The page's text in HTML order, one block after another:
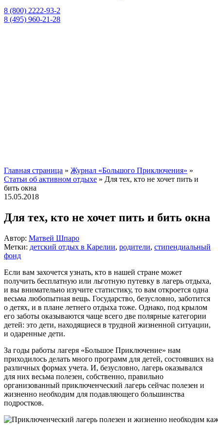
8 (800) 2222-93-2
8 (495) 960-21-28
Главная страница » Журнал «Большого Приключения» »
Статьи об активном отдыхе » Для тех, кто не хочет пить и
бить окна
15.05.2018
Для тех, кто не хочет пить и бить окна
Автор: Матвей Шпаро
Метки: детский отдых в Карелии, родители, стипендиальный
фонд
Если вам захочется узнать, кто в нашей стране может
получить бесплатную или льготную путевку в лагерь отдыха,
и вы внимательно изучите статистику, то вам откроется одна
весьма любопытная вещь. Государство, безусловно, заботится
о детях, и в плане летнего отдыха тоже. Однако, под крылом
его заботы оказываются чаще всего две полярные категории
детей: это дети, находящиеся в трудной жизненной ситуации,
и одаренные дети.
За годы работы лагеря «Большое Приключение» нам
приходилось делать много программ для детей, состоявших на
различных формах учета. И, безусловно, лагерь оказывался
для них весьма полезен, собственно, правильно
организованный приключенческий лагерь сейчас полезен и
жизненно необходим для подавляющего большинства
подростков.